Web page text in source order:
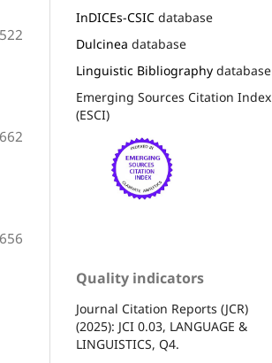
InDICEs-CSIC database
Dulcinea database
Linguistic Bibliography database
Emerging Sources Citation Index
(ESCI)
Quality indicators
Journal Citation Reports (JCR)
(2025): JCI 0.03, LANGUAGE &
LINGUISTICS, Q4.